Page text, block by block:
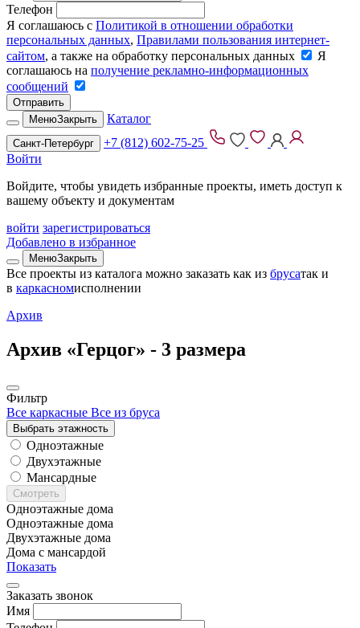
Телефон
Я соглашаюсь с Политикой в отношении обработки
персональных данных, Правилами пользования интернет-
сайтом, а также на обработку персональных данных
Я
соглашаюсь на получение рекламно-информационных
сообщений
Отправить
МенюЗакрыть Каталог
Санкт-Петербург
+7 (812) 602-75-25
Войти
Войдите, чтобы увидеть избранные проекты, иметь доступ к
вашему объекту и документам
войти зарегистрироваться
Добавлено в избранное
МенюЗакрыть
Все проекты из каталога можно заказать как из брусатак и
в каркасномисполнении
Архив
Архив «Герцог» - 3 размера
Фильтр
Все каркасные Все из бруса
Выбрать этажность
Одноэтажные
Двухэтажные
Мансардные
Смотреть
Одноэтажные дома
Одноэтажные дома
Двухэтажные дома
Дома с мансардой
Показать
Заказать звонок
Имя